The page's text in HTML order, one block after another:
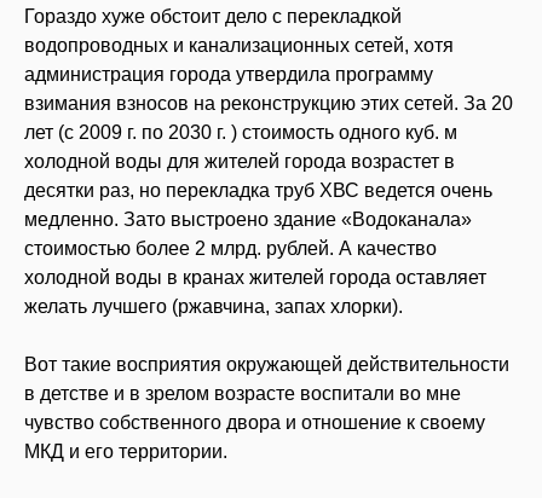
Гораздо хуже обстоит дело с перекладкой
водопроводных и канализационных сетей, хотя
администрация города утвердила программу
взимания взносов на реконструкцию этих сетей. За 20
лет (с 2009 г. по 2030 г. ) стоимость одного куб. м
холодной воды для жителей города возрастет в
десятки раз, но перекладка труб ХВС ведется очень
медленно. Зато выстроено здание «Водоканала»
стоимостью более 2 млрд. рублей. А качество
холодной воды в кранах жителей города оставляет
желать лучшего (ржавчина, запах хлорки).
Вот такие восприятия окружающей действительности
в детстве и в зрелом возрасте воспитали во мне
чувство собственного двора и отношение к своему
МКД и его территории.